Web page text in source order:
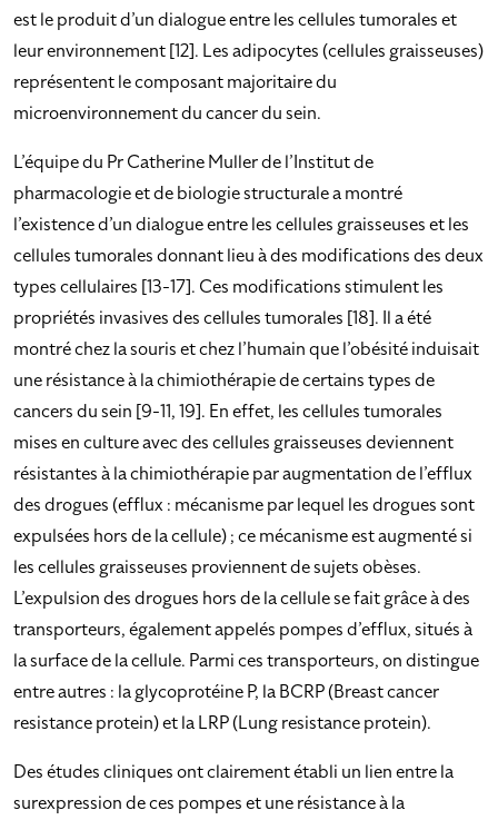
est le produit d’un dialogue entre les cellules tumorales et
leur environnement [12]. Les adipocytes (cellules graisseuses)
représentent le composant majoritaire du
microenvironnement du cancer du sein.
L’équipe du Pr Catherine Muller de l’Institut de
pharmacologie et de biologie structurale a montré
l’existence d’un dialogue entre les cellules graisseuses et les
cellules tumorales donnant lieu à des modifications des deux
types cellulaires [13-17]. Ces modifications stimulent les
propriétés invasives des cellules tumorales [18]. Il a été
montré chez la souris et chez l’humain que l’obésité induisait
une résistance à la chimiothérapie de certains types de
cancers du sein [9-11, 19]. En effet, les cellules tumorales
mises en culture avec des cellules graisseuses deviennent
résistantes à la chimiothérapie par augmentation de l’efflux
des drogues (efflux : mécanisme par lequel les drogues sont
expulsées hors de la cellule) ; ce mécanisme est augmenté si
les cellules graisseuses proviennent de sujets obèses.
L’expulsion des drogues hors de la cellule se fait grâce à des
transporteurs, également appelés pompes d’efflux, situés à
la surface de la cellule. Parmi ces transporteurs, on distingue
entre autres : la glycoprotéine P, la BCRP (Breast cancer
resistance protein) et la LRP (Lung resistance protein).
Des études cliniques ont clairement établi un lien entre la
surexpression de ces pompes et une résistance à la